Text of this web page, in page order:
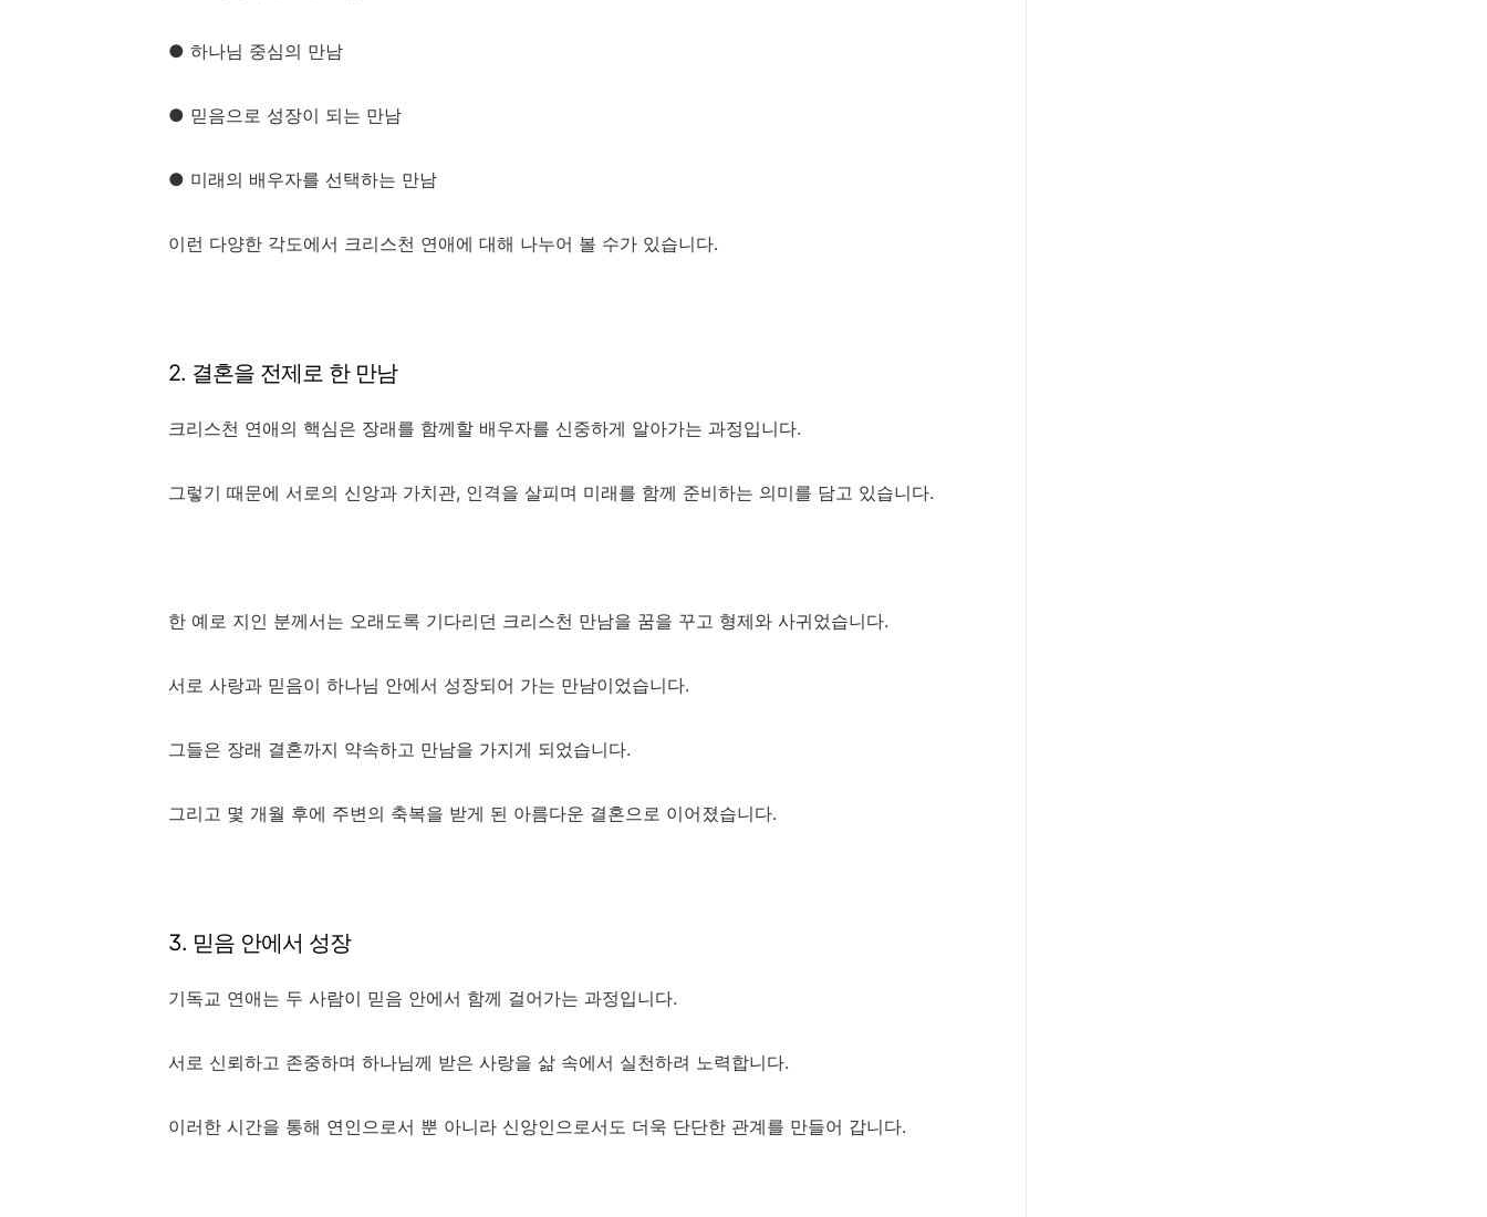
● 하나님 중심의 만남
● 믿음으로 성장이 되는 만남
● 미래의 배우자를 선택하는 만남
이런 다양한 각도에서 크리스천 연애에 대해 나누어 볼 수가 있습니다.
2. 결혼을 전제로 한 만남
크리스천 연애의 핵심은 장래를 함께할 배우자를 신중하게 알아가는 과정입니다.
그렇기 때문에 서로의 신앙과 가치관, 인격을 살피며 미래를 함께 준비하는 의미를 담고 있습니다.
한 예로 지인 분께서는 오래도록 기다리던 크리스천 만남을 꿈을 꾸고 형제와 사귀었습니다.
서로 사랑과 믿음이 하나님 안에서 성장되어 가는 만남이었습니다.
그들은 장래 결혼까지 약속하고 만남을 가지게 되었습니다.
그리고 몇 개월 후에 주변의 축복을 받게 된 아름다운 결혼으로 이어졌습니다.
3. 믿음 안에서 성장
기독교 연애는 두 사람이 믿음 안에서 함께 걸어가는 과정입니다.
서로 신뢰하고 존중하며 하나님께 받은 사랑을 삶 속에서 실천하려 노력합니다.
이러한 시간을 통해 연인으로서 뿐 아니라 신앙인으로서도 더욱 단단한 관계를 만들어 갑니다.